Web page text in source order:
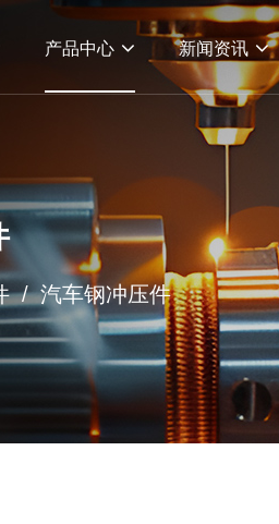
产品中心 新闻资讯
/ 汽车钢冲压件